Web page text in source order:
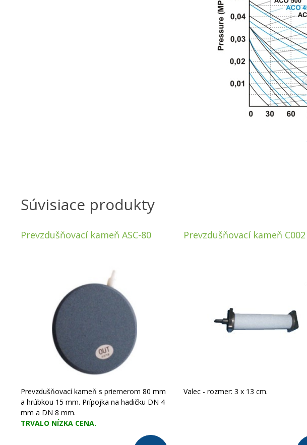
Súvisiace produkty
Prevzdušňovací kameň ASC-80
Prevzdušňovací kameň s priemerom 80 mm
a hrúbkou 15 mm. Prípojka na hadičku DN 4
mm a DN 8 mm.
TRVALO NÍZKA CENA.
Prevzdušňovací kameň C002
Valec - rozmer: 3 x 13 cm.